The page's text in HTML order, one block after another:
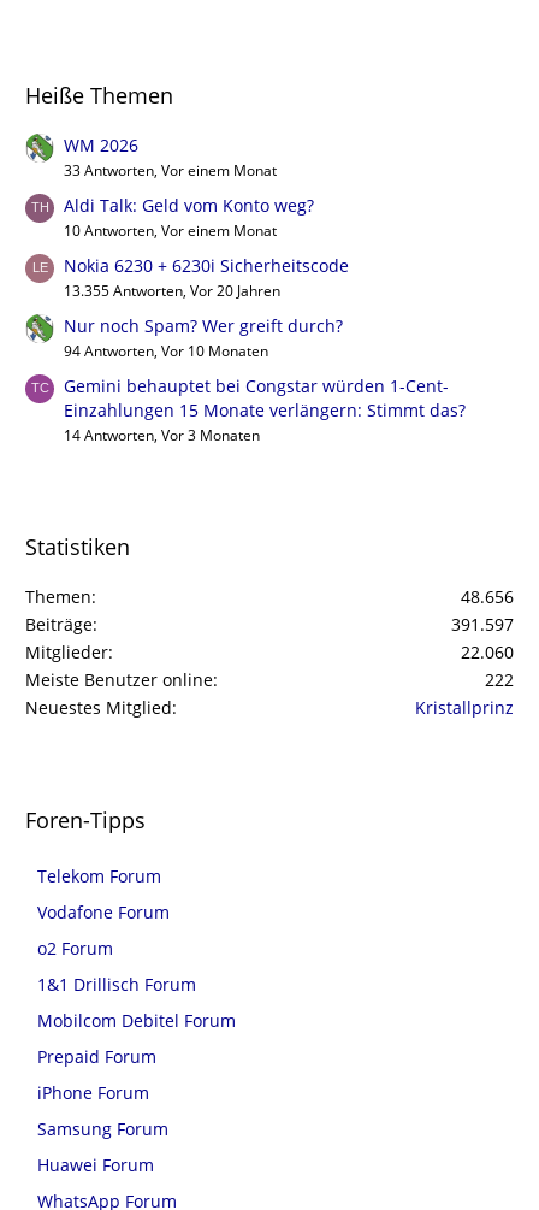
Heiße Themen
WM 2026
33 Antworten, Vor einem Monat
Aldi Talk: Geld vom Konto weg?
10 Antworten, Vor einem Monat
Nokia 6230 + 6230i Sicherheitscode
13.355 Antworten, Vor 20 Jahren
Nur noch Spam? Wer greift durch?
94 Antworten, Vor 10 Monaten
Gemini behauptet bei Congstar würden 1-Cent-
Einzahlungen 15 Monate verlängern: Stimmt das?
14 Antworten, Vor 3 Monaten
Statistiken
Themen
48.656
Beiträge
391.597
Mitglieder
22.060
Meiste Benutzer online
222
Neuestes Mitglied
Kristallprinz
Foren-Tipps
Telekom Forum
Vodafone Forum
o2 Forum
1&1 Drillisch Forum
Mobilcom Debitel Forum
Prepaid Forum
iPhone Forum
Samsung Forum
Huawei Forum
WhatsApp Forum